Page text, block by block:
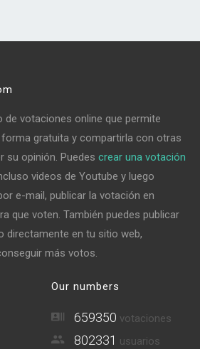
de votaciones online que permite
forma gratuita y compartirla con otras
su opinión. Puedescrear una votación
videos de Youtube y luego
e-mail, publicar la votación en
que voten. También puedes publicar
directamente en tu sitio web,
más votos.
Our numbers
659350 votaciones
802331 usuarios